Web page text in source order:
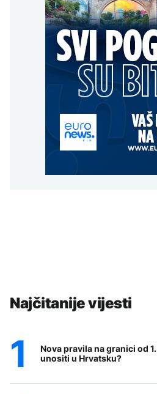
Najčitanije vijesti
Nova pravila na granici od
unositi u Hrvatsku?